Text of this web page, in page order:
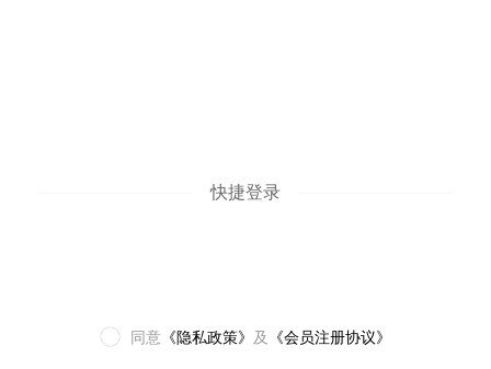
快捷登录
同意 《隐私政策》 及 《会员注册协议》